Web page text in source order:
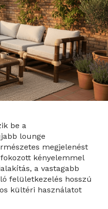
be a
lounge
megjelenést
kényelemmel
a vastagabb
felületkezelés hosszú
kültéri használatot